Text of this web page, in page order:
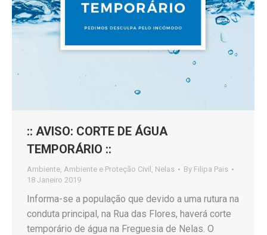
:: AVISO: CORTE DE ÁGUA
TEMPORÁRIO ::
Ambiente, Ambiente e Proteção Civil , Nelas By Filipa Pais
18 Janeiro 2019
Informa-se a população que devido a uma rutura na
conduta principal, na Rua das Flores, haverá corte
temporário de água na Freguesia de Nelas. O